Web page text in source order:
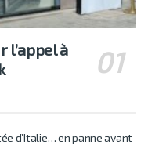
l’appel à
d’Italie… en panne avant